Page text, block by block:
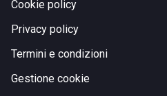
Cookie policy
Privacy policy
Termini e condizioni
Gestione cookie